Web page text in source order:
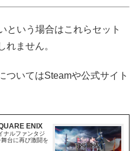
という場合はこれらセット
れません。
いてはSteamや公式サイト
ENIX
ナルファンタジ
台に再び激闘を